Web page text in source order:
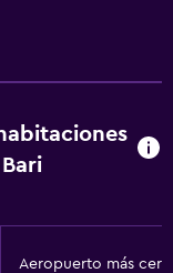
Aeropuerto más